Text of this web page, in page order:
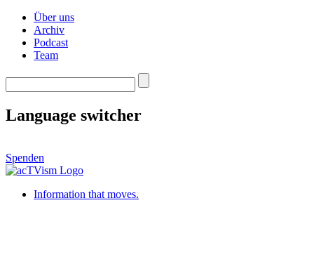
Über uns
Archiv
Podcast
Team
Language switcher
Spenden
Information that moves.